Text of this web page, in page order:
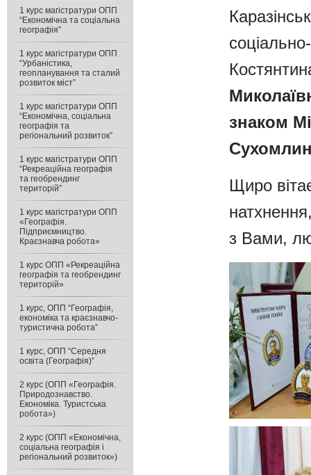
знаком
Щиро
з Вами,
1 курс магістратури ОПП
“Економічна та соціальна
географія”
1 курс магістратури ОПП
“Урбаністика,
геопланування та сталий
розвиток міст”
1 курс магістратури ОПП
“Економічна, соціальна
географія та
регіональний розвиток”
1 курс магістратури ОПП
“Рекреаційна географія
та геобрендинг
територій”
1 курс магістратури ОПП
«Географія.
Підприємництво.
Краєзнавча робота»
1 курс ОПП «Рекреаційна
географія та геобрендинг
територій»
1 курс, ОПП “Географія,
економіка та краєзнавчо-
туристична робота”
1 курс, ОПП “Середня
освіта (Географія)”
2 курс (ОПП «Географія.
Природознавство.
Економіка. Туристська
робота»)
2 курс (ОПП «Економічна,
соціальна географія і
регіональний розвиток»)